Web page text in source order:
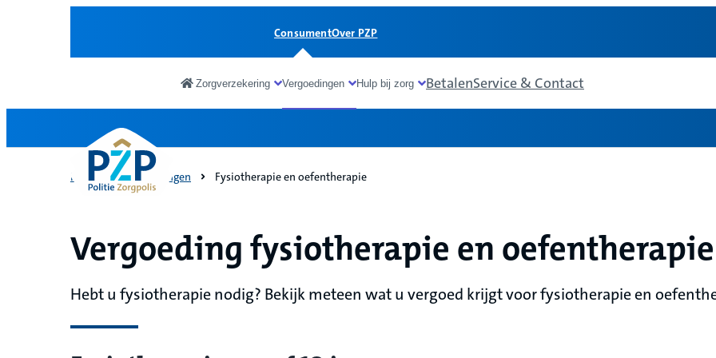
ConsumentOver PZP
Consument
Zorgverzekering Vergoedingen Hulp bij zorg BetalenService & Contact
Home Vergoedingen Fysiotherapie en oefentherapie
Vergoeding fysiotherapie en oefentherapie
Hebt u fysiotherapie nodig? Bekijk meteen wat u vergoed krijgt voor fysiotherapie en